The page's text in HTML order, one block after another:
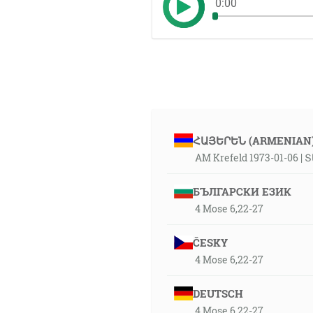
0:00
ՀԱՅԵՐԵՆ
AM Krefeld 1973-01-
БЪЛГАРСКИ ЕЗИК
4 Mose 6,22-27
ČESKY
4 Mose 6,22-27
DEUTSCH